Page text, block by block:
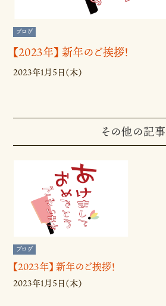
ブログ
【2023年】 新年のご挨拶！
2023年1月5日（木）
その他の記事
ブログ
【2023年】 新年のご挨拶！
2023年1月5日（木）